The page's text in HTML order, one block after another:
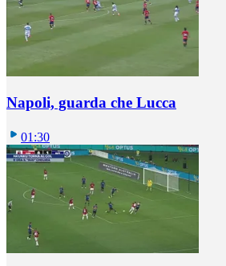
Napoli, guarda che Lucca
01:30